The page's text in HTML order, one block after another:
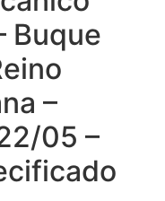
Buque
–
05 –